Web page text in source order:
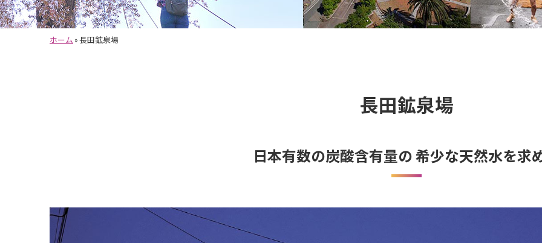
ホーム »長田鉱泉場
長田鉱泉場
日本有数の炭酸含有量の 希少な天然水を求